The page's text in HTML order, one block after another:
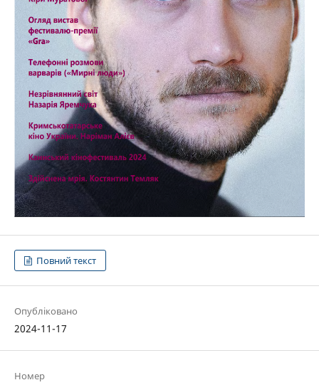
Повний текст
Опубліковано
2024-11-17
Номер